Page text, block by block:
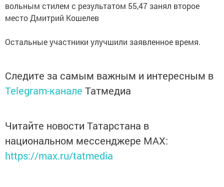
вольным стилем с результатом 55,47 занял второе
место Дмитрий Кошелев
Остальные участники улучшили заявленное время.
Следите за самым важным и интересным в
Telegram-канале Татмедиа
Читайте новости Татарстана в
национальном мессенджере MАХ:
https://max.ru/tatmedia